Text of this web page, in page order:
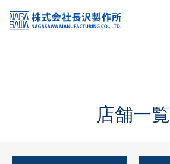
KSS加盟店・取扱店情報
店舗一覧
店舗一覧